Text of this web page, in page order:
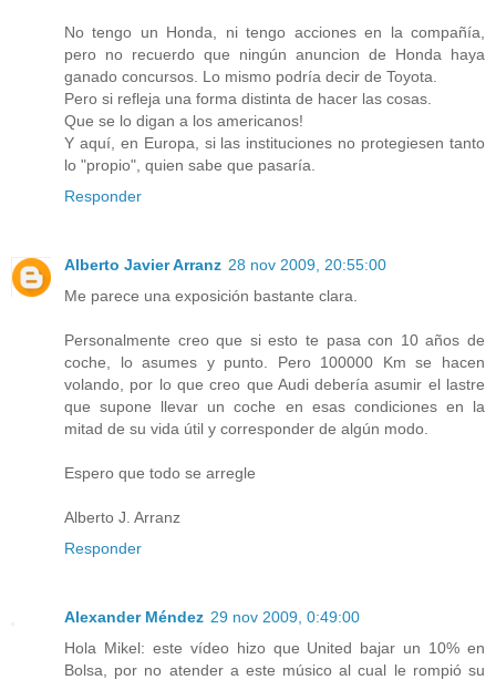
No tengo un Honda, ni tengo acciones en la compañía,
pero no recuerdo que ningún anuncion de Honda haya
ganado concursos. Lo mismo podría decir de Toyota.
Pero si refleja una forma distinta de hacer las cosas.
Que se lo digan a los americanos!
Y aquí, en Europa, si las instituciones no protegiesen tanto
lo "propio", quien sabe que pasaría.
Responder
Alberto Javier Arranz 28 nov 2009, 20:55:00
Me parece una exposición bastante clara.
Personalmente creo que si esto te pasa con 10 años de
coche, lo asumes y punto. Pero 100000 Km se hacen
volando, por lo que creo que Audi debería asumir el lastre
que supone llevar un coche en esas condiciones en la
mitad de su vida útil y corresponder de algún modo.
Espero que todo se arregle
Alberto J. Arranz
Responder
Alexander Méndez 29 nov 2009, 0:49:00
Hola Mikel: este vídeo hizo que United bajar un 10% en
Bolsa, por no atender a este músico al cual le rompió su